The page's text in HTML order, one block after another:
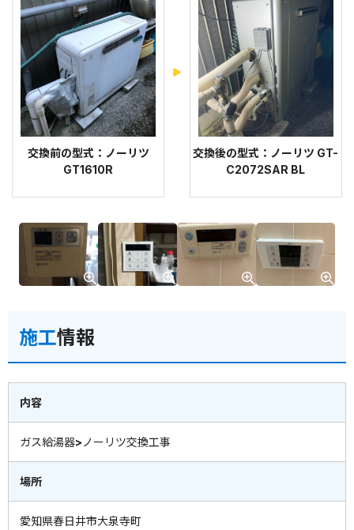
交換前の型式：ノーリツ
GT1610R
交換後の型式：ノーリツ GT-
C2072SAR BL
施工情報
内容
ガス給湯器>ノーリツ交換工事
場所
愛知県春日井市大泉寺町